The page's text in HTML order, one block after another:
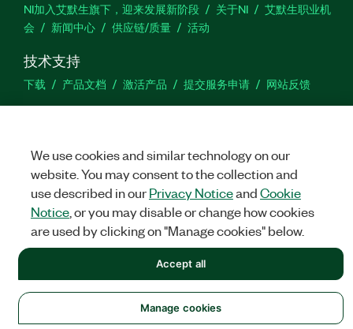
NI加入艾默生旗下，迎来发展新阶段 关于NI
艾默生职业机
会
新闻中心 供应链/质量 活动
技术支持
下载 产品文档 激活产品 提交服务申请 网站反馈
IMPRINT 中国特定隐私声明
cookies
©NATIONAL INSTRUMENTS CORP. 恩艾 (中国) 仪器有限公司 版权所
有.沪ICP备09002359号. 沪公网安备 31011502018878号
We use cookies and similar technology on our
website. You may consent to the collection and
use described in ourPrivacy NoticeandCookie
Notice, or you may disable or change how cookies
are used by clicking on "Manage cookies" below.
Manage cookies
Accept all